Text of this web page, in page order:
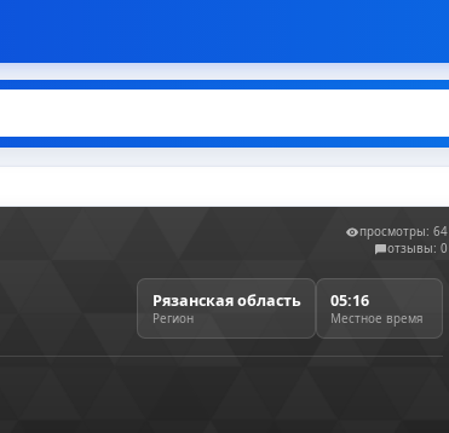
просмотры: 64
отзывы: 0
Рязанская область
Регион
05:16
Местное время